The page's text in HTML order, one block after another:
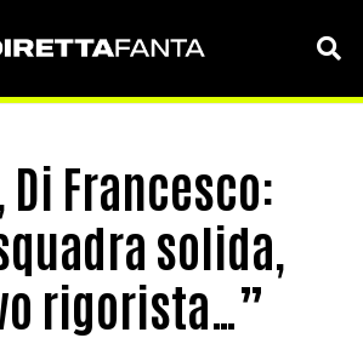
Di Francesco:
solida,
rigorista…”